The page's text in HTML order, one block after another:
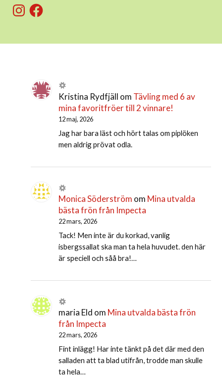
InstagramFacebook
Kristina Rydfjäll om Tävling med 6 av
mina favoritfröer till 2 vinnare!
12 maj, 2026
Jag har bara läst och hört talas om piplöken
men aldrig prövat odla.
Monica Söderström om Mina utvalda
bästa frön från Impecta
22 mars, 2026
Tack! Men inte är du korkad, vanlig
isbergssallat ska man ta hela huvudet. den här
är speciell och såå bra!…
maria Eld om Mina utvalda bästa frön
från Impecta
22 mars, 2026
Fint inlägg! Har inte tänkt på det där med den
salladen att ta blad utifrån, trodde man skulle
ta hela…